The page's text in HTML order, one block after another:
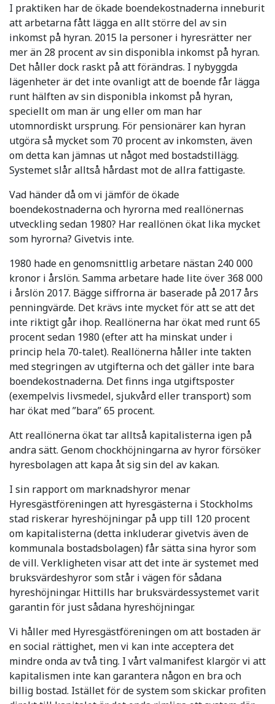
I praktiken har de ökade boendekostnaderna inneburit
att arbetarna fått lägga en allt större del av sin
inkomst på hyran. 2015 la personer i hyresrätter ner
mer än 28 procent av sin disponibla inkomst på hyran.
Det håller dock raskt på att förändras. I nybyggda
lägenheter är det inte ovanligt att de boende får lägga
runt hälften av sin disponibla inkomst på hyran,
speciellt om man är ung eller om man har
utomnordiskt ursprung. För pensionärer kan hyran
utgöra så mycket som 70 procent av inkomsten, även
om detta kan jämnas ut något med bostadstillägg.
Systemet slår alltså hårdast mot de allra fattigaste.
Vad händer då om vi jämför de ökade
boendekostnaderna och hyrorna med reallönernas
utveckling sedan 1980? Har reallönen ökat lika mycket
som hyrorna? Givetvis inte.
1980 hade en genomsnittlig arbetare nästan 240 000
kronor i årslön. Samma arbetare hade lite över 368 000
i årslön 2017. Bägge siffrorna är baserade på 2017 års
penningvärde. Det krävs inte mycket för att se att det
inte riktigt går ihop. Reallönerna har ökat med runt 65
procent sedan 1980 (efter att ha minskat under i
princip hela 70-talet). Reallönerna håller inte takten
med stegringen av utgifterna och det gäller inte bara
boendekostnaderna. Det finns inga utgiftsposter
(exempelvis livsmedel, sjukvård eller transport) som
har ökat med ”bara” 65 procent.
Att reallönerna ökat tar alltså kapitalisterna igen på
andra sätt. Genom chockhöjningarna av hyror försöker
hyresbolagen att kapa åt sig sin del av kakan.
I sin rapport om marknadshyror menar
Hyresgästföreningen att hyresgästerna i Stockholms
stad riskerar hyreshöjningar på upp till 120 procent
om kapitalisterna (detta inkluderar givetvis även de
kommunala bostadsbolagen) får sätta sina hyror som
de vill. Verkligheten visar att det inte är systemet med
bruksvärdeshyror som står i vägen för sådana
hyreshöjningar. Hittills har bruksvärdessystemet varit
garantin för just sådana hyreshöjningar.
Vi håller med Hyresgästföreningen om att bostaden är
en social rättighet, men vi kan inte acceptera det
mindre onda av två ting. I vårt valmanifest klargör vi att
kapitalismen inte kan garantera någon en bra och
billig bostad. Istället för de system som skickar profiten